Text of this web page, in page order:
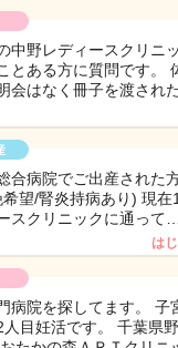
中野レディースクリニ
とある方に質問です。
会はなく冊子を渡され
合病院でご出産された
希望/腎炎持病あり) 現在
スクリニックに通って…
は
病院を探してます。 子
人目妊活です。 千葉県